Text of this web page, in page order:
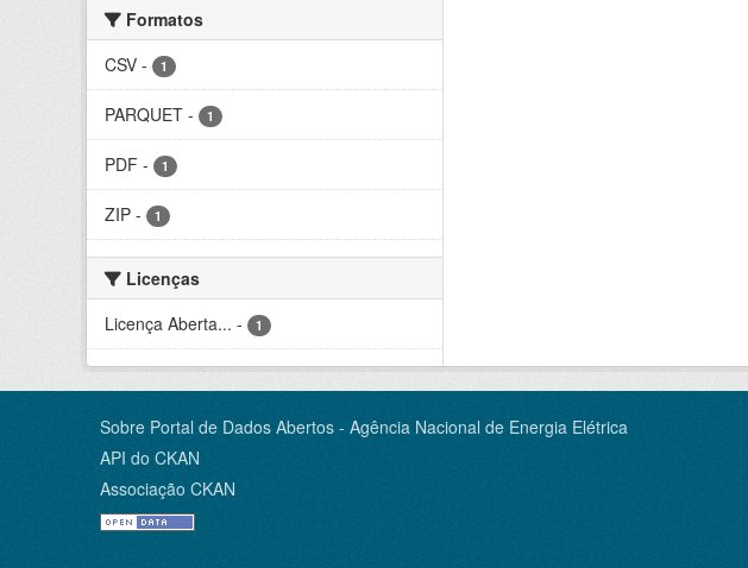
Formatos
CSV - 1
PARQUET - 1
PDF - 1
ZIP - 1
Licenças
Licença Aberta... - 1
Sobre Portal de Dados Abertos - Agência Nacional de Energia Elétrica
API do CKAN
Associação CKAN